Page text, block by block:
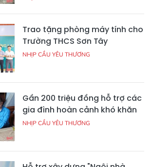
Trao tặng phòng máy tính cho
Trường THCS Sơn Tây
NHỊP CẦU YÊU THƯƠNG
Gần 200 triệu đồng hỗ trợ các
gia đình hoàn cảnh khó khăn
NHỊP CẦU YÊU THƯƠNG